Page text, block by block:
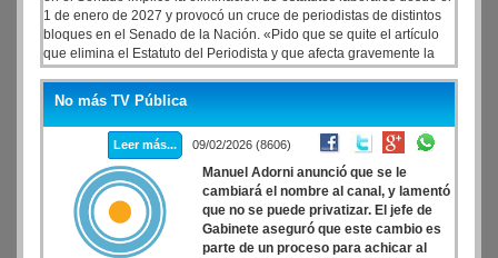
realizan mediante contratación directa y son decididas por la
Secretaría de Medios provincial.
1 de enero de 2027 y provocó un cruce de periodistas de distintos
bloques en el Senado de la Nación. «Pido que se quite el artículo
que elimina el Estatuto del Periodista y que afecta gravemente la
libertad de expresión», planteó el senador Marcelo Lewandowski.
No más TV Pública
Leer más... 09/02/2026 (8606)
Manuel Adorni anunció que se le
cambiará el nombre al canal, y lamentó
que no se puede privatizar. El jefe de
Gabinete aseguró que este cambio es
parte de un proceso para achicar al